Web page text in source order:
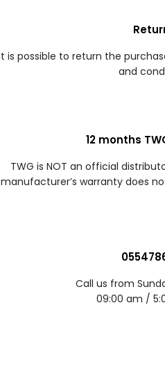
is possible to return the
and
12 months
TWG is NOT an official
manufacturer’s warranty does
Call us from
09:00 am /